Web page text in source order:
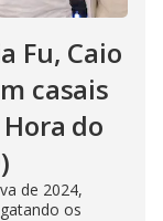
Fu, Caio
casais
Hora do
de 2024,
os